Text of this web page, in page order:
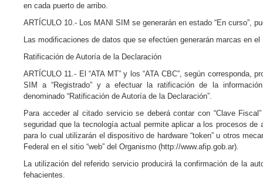
en cada puerto de arribo.
ARTÍCULO 10.- Los MANI SIM se generarán en estado “En curso”,
Las modificaciones de datos que se efectúen generarán marcas en
Ratificación de Autoría de la Declaración
ARTÍCULO 11.- El “ATA MT” y los “ATA CBC”, según
SIM a “Registrado” y a efectuar la ratificación de la
denominado “Ratificación de Autoría de la Declaración”.
Para acceder al citado servicio se deberá contar con “Clave
seguridad que la tecnología actual permite aplicar a los procesos
para lo cual utilizarán el dispositivo de hardware “token” u otros
Federal en el sitio “web” del Organismo (http://www.afip.gob.ar).
La utilización del referido servicio producirá la confirmación de la
fehacientes.